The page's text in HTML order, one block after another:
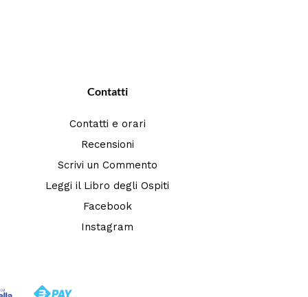
Contatti
Contatti e orari
Recensioni
Scrivi un Commento
Leggi il Libro degli Ospiti
Facebook
Instagram